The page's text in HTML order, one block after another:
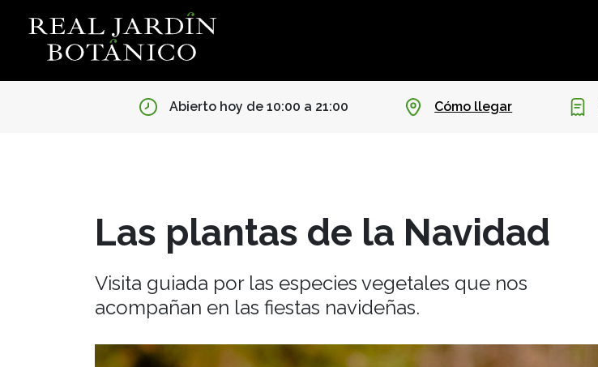
Abierto hoy de 10:00 a 21:00 Cómo llegar
Las plantas de la Navidad
Visita guiada por las especies vegetales que nos
acompañan en las fiestas navideñas.